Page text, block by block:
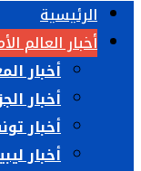
الرئيسية
أخبار العالم
أخبار
أخبار
أخبار
أخبار